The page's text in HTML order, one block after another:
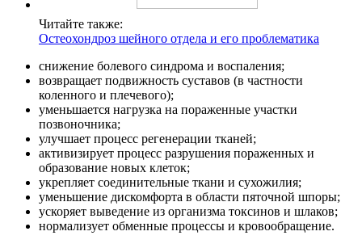
Читайте также:
Остеохондроз шейного отдела и его проблематика
снижение болевого синдрома и воспаления;
возвращает подвижность суставов (в частности
коленного и плечевого);
уменьшается нагрузка на пораженные участки
позвоночника;
улучшает процесс регенерации тканей;
активизирует процесс разрушения пораженных и
образование новых клеток;
укрепляет соединительные ткани и сухожилия;
уменьшение дискомфорта в области пяточной шпоры;
ускоряет выведение из организма токсинов и шлаков;
нормализует обменные процессы и кровообращение.